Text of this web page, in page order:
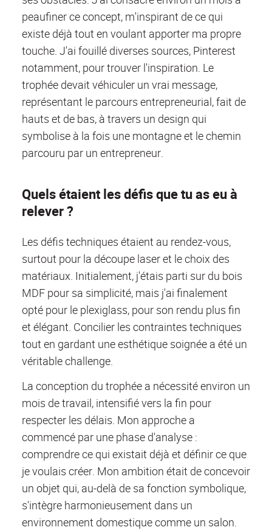
peaufiner ce concept, m'inspirant de ce qui
existe déjà tout en voulant apporter ma propre
touche. J'ai fouillé diverses sources, Pinterest
notamment, pour trouver l'inspiration. Le
trophée devait véhiculer un vrai message,
représentant le parcours entrepreneurial, fait de
hauts et de bas, à travers un design qui
symbolise à la fois une montagne et le chemin
parcouru par un entrepreneur.
Quels étaient les défis que tu as eu à
relever ?
Les défis techniques étaient au rendez-vous,
surtout pour la découpe laser et le choix des
matériaux. Initialement, j'étais parti sur du bois
MDF pour sa simplicité, mais j'ai finalement
opté pour le plexiglass, pour son rendu plus fin
et élégant. Concilier les contraintes techniques
tout en gardant une esthétique soignée a été un
véritable challenge.
La conception du trophée a nécessité environ un
mois de travail, intensifié vers la fin pour
respecter les délais. Mon approche a
commencé par une phase d'analyse :
comprendre ce qui existait déjà et définir ce que
je voulais créer. Mon ambition était de concevoir
un objet qui, au-delà de sa fonction symbolique,
s'intègre harmonieusement dans un
environnement domestique comme un salon.